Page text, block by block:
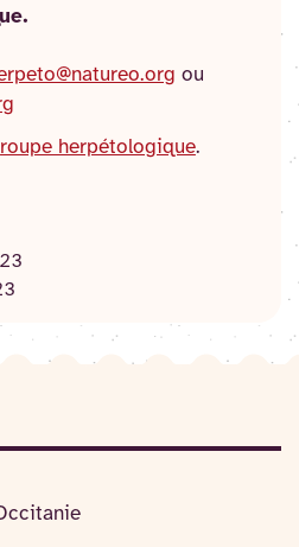
ou
herpétologique.